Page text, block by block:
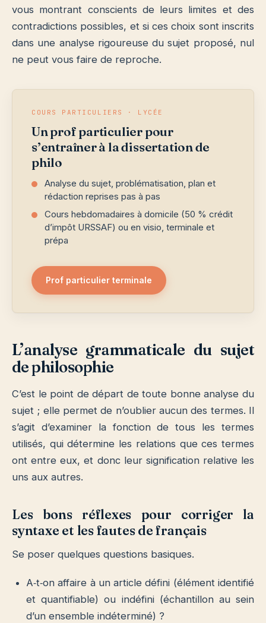
vous montrant conscients de leurs limites et des
contradictions possibles, et si ces choix sont inscrits
dans une analyse rigoureuse du sujet proposé, nul
ne peut vous faire de reproche.
COURS PARTICULIERS · LYCÉE
Un prof particulier pour
s’entraîner à la dissertation de
philo
Analyse du sujet, problématisation, plan et
rédaction reprises pas à pas
Cours hebdomadaires à domicile (50 % crédit
d’impôt URSSAF) ou en visio, terminale et
prépa
Prof particulier terminale
L’analyse grammaticale du sujet
de philosophie
C’est le point de départ de toute bonne analyse du
sujet ; elle permet de n’oublier aucun des termes. Il
s’agit d’examiner la fonction de tous les termes
utilisés, qui détermine les relations que ces termes
ont entre eux, et donc leur signification relative les
uns aux autres.
Les bons réflexes pour corriger la
syntaxe et les fautes de français
Se poser quelques questions basiques.
A‐t‐on affaire à un article défini (élément identifié
et quantifiable) ou indéfini (échantillon au sein
d’un ensemble indéterminé) ?